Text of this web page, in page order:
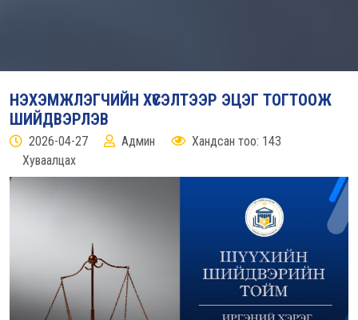
НЭХЭМЖЛЭГЧИЙН ХҮСЭЛТЭЭР ЭЦЭГ ТОГТООЖ
ШИЙДВЭРЛЭВ
2026-04-27 Админ
Хандсан тоо: 143
Хуваалцах